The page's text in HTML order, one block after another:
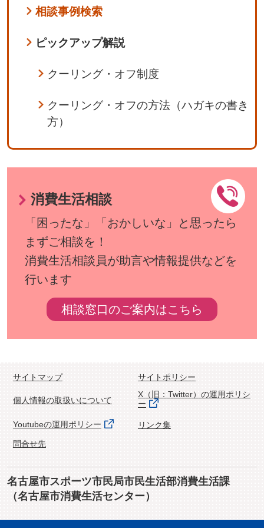
相談事例検索
ピックアップ解説
クーリング・オフ制度
クーリング・オフの方法（ハガキの書き
方）
消費生活相談
「困ったな」「おかしいな」と思ったら
まずご相談を！
消費生活相談員が助言や情報提供などを
行います
相談窓口のご案内はこちら
サイトマップ サイトポリシー
個人情報の取扱いについて
X（旧：Twitter）の運用ポリシ
ー
Youtubeの運用ポリシー
リンク集
問合せ先
名古屋市スポーツ市民局市民生活部消費生活課
（名古屋市消費生活センター）